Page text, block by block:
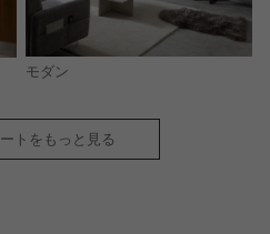
モダン
トをもっと見る